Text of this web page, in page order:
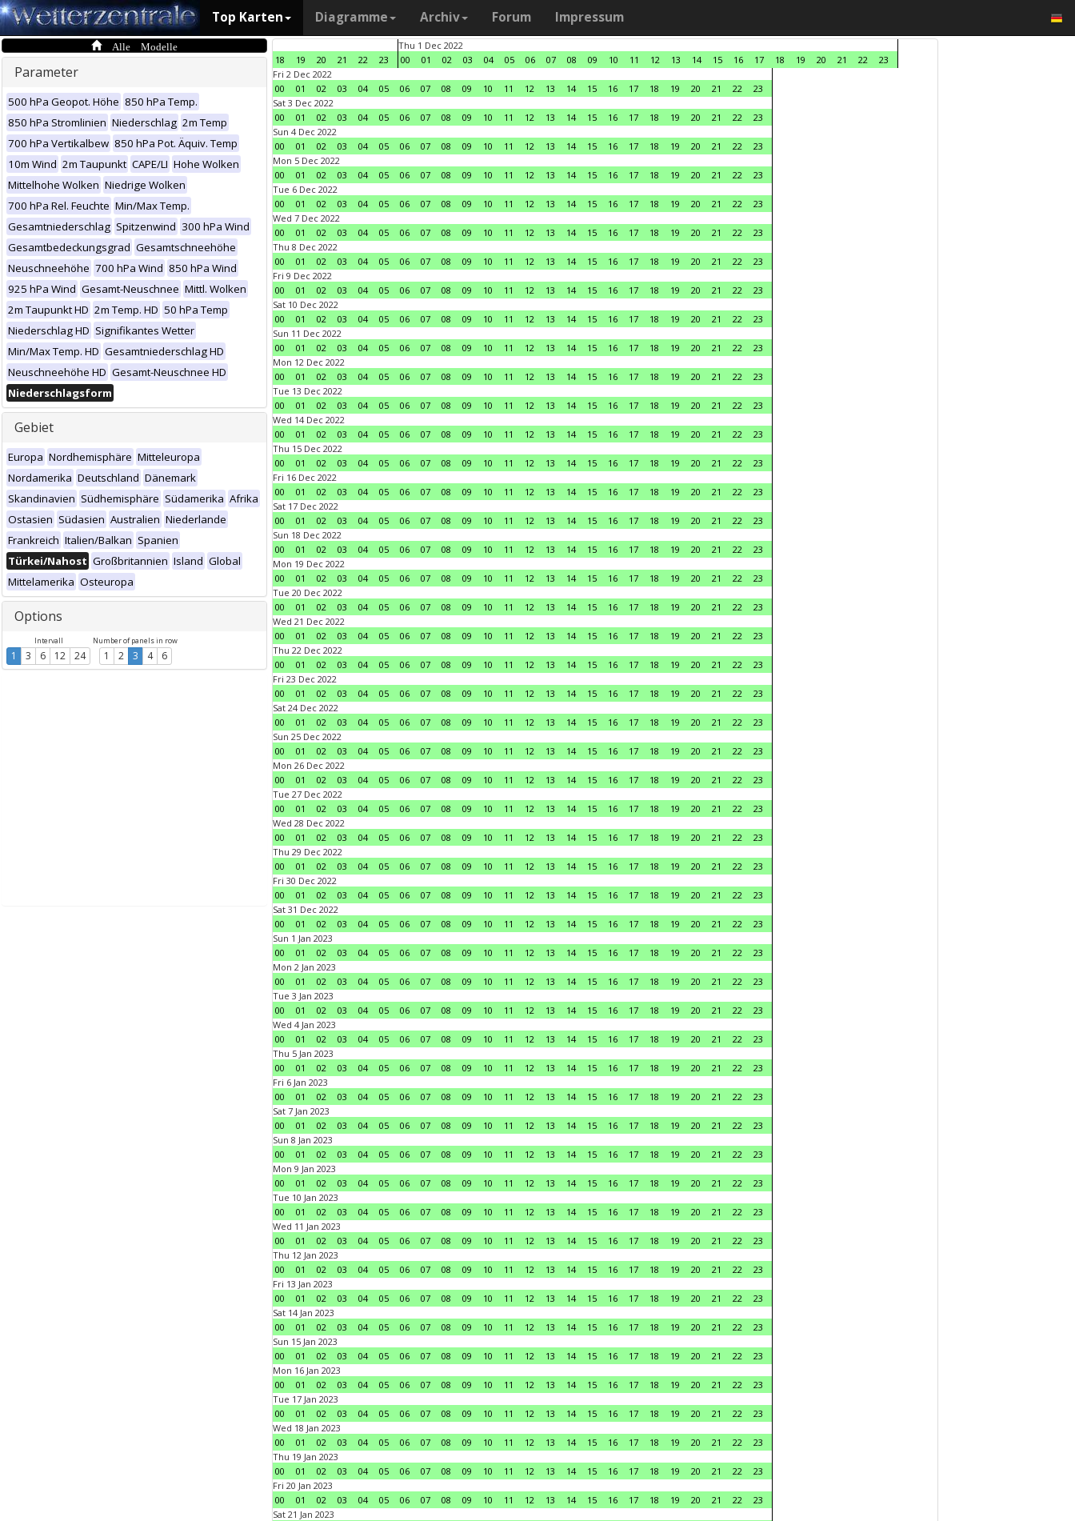
Top Karten Diagramme Archiv Forum Impressum
Alle Modelle
Parameter
500 hPa Geopot. Höhe 850 hPa Temp.
850 hPa Stromlinien Niederschlag 2m Temp
700 hPa Vertikalbew 850 hPa Pot. Äquiv. Temp
10m Wind 2m Taupunkt CAPE/LI Hohe Wolken
Mittelhohe Wolken Niedrige Wolken
700 hPa Rel. Feuchte Min/Max Temp.
Gesamtniederschlag Spitzenwind 300 hPa Wind
Gesamtbedeckungsgrad Gesamtschneehöhe
Neuschneehöhe 700 hPa Wind 850 hPa Wind
925 hPa Wind Gesamt-Neuschnee Mittl. Wolken
2m Taupunkt HD 2m Temp. HD 50 hPa Temp
Niederschlag HD Signifikantes Wetter
Min/Max Temp. HD Gesamtniederschlag HD
Neuschneehöhe HD Gesamt-Neuschnee HD
Niederschlagsform
Gebiet
Europa Nordhemisphäre Mitteleuropa
Nordamerika Deutschland Dänemark
Skandinavien Südhemisphäre Südamerika Afrika
Ostasien Südasien Australien Niederlande
Frankreich Italien/Balkan Spanien
Türkei/Nahost Großbritannien Island Global
Mittelamerika Osteuropa
Options
Intervall
1 3 6 12 24
Number of panels in row
1 2 3 4 6
18 19 20 21 22 23
Thu 1 Dec 2022
00
01 02 03 04 05 06 07 08 09 10 11 12 13 14 15 16 17 18 19 20 21 22
23
Fri 2 Dec 2022
00
01 02 03 04 05 06 07 08 09 10 11 12 13 14 15 16 17 18 19 20 21 22
23
Sat 3 Dec 2022
00
01 02 03 04 05 06 07 08 09 10 11 12 13 14 15 16 17 18 19 20 21 22
23
Sun 4 Dec 2022
00
01 02 03 04 05 06 07 08 09 10 11 12 13 14 15 16 17 18 19 20 21 22
23
Mon 5 Dec 2022
00
01 02 03 04 05 06 07 08 09 10 11 12 13 14 15 16 17 18 19 20 21 22
23
Tue 6 Dec 2022
00
01 02 03 04 05 06 07 08 09 10 11 12 13 14 15 16 17 18 19 20 21 22
23
Wed 7 Dec 2022
00
01 02 03 04 05 06 07 08 09 10 11 12 13 14 15 16 17 18 19 20 21 22
23
Thu 8 Dec 2022
00
01 02 03 04 05 06 07 08 09 10 11 12 13 14 15 16 17 18 19 20 21 22
23
Fri 9 Dec 2022
00
01 02 03 04 05 06 07 08 09 10 11 12 13 14 15 16 17 18 19 20 21 22
23
Sat 10 Dec 2022
00
01 02 03 04 05 06 07 08 09 10 11 12 13 14 15 16 17 18 19 20 21 22
23
Sun 11 Dec 2022
00
01 02 03 04 05 06 07 08 09 10 11 12 13 14 15 16 17 18 19 20 21 22
23
Mon 12 Dec 2022
00
01 02 03 04 05 06 07 08 09 10 11 12 13 14 15 16 17 18 19 20 21 22
23
Tue 13 Dec 2022
00
01 02 03 04 05 06 07 08 09 10 11 12 13 14 15 16 17 18 19 20 21 22
23
Wed 14 Dec 2022
00
01 02 03 04 05 06 07 08 09 10 11 12 13 14 15 16 17 18 19 20 21 22
23
Thu 15 Dec 2022
00
01 02 03 04 05 06 07 08 09 10 11 12 13 14 15 16 17 18 19 20 21 22
23
Fri 16 Dec 2022
00
01 02 03 04 05 06 07 08 09 10 11 12 13 14 15 16 17 18 19 20 21 22
23
Sat 17 Dec 2022
00
01 02 03 04 05 06 07 08 09 10 11 12 13 14 15 16 17 18 19 20 21 22
23
Sun 18 Dec 2022
00
01 02 03 04 05 06 07 08 09 10 11 12 13 14 15 16 17 18 19 20 21 22
23
Mon 19 Dec 2022
00
01 02 03 04 05 06 07 08 09 10 11 12 13 14 15 16 17 18 19 20 21 22
23
Tue 20 Dec 2022
00
01 02 03 04 05 06 07 08 09 10 11 12 13 14 15 16 17 18 19 20 21 22
23
Wed 21 Dec 2022
00
01 02 03 04 05 06 07 08 09 10 11 12 13 14 15 16 17 18 19 20 21 22
23
Thu 22 Dec 2022
00
01 02 03 04 05 06 07 08 09 10 11 12 13 14 15 16 17 18 19 20 21 22
23
Fri 23 Dec 2022
00
01 02 03 04 05 06 07 08 09 10 11 12 13 14 15 16 17 18 19 20 21 22
23
Sat 24 Dec 2022
00
01 02 03 04 05 06 07 08 09 10 11 12 13 14 15 16 17 18 19 20 21 22
23
Sun 25 Dec 2022
00
01 02 03 04 05 06 07 08 09 10 11 12 13 14 15 16 17 18 19 20 21 22
23
Mon 26 Dec 2022
00
01 02 03 04 05 06 07 08 09 10 11 12 13 14 15 16 17 18 19 20 21 22
23
Tue 27 Dec 2022
00
01 02 03 04 05 06 07 08 09 10 11 12 13 14 15 16 17 18 19 20 21 22
23
Wed 28 Dec 2022
00
01 02 03 04 05 06 07 08 09 10 11 12 13 14 15 16 17 18 19 20 21 22
23
Thu 29 Dec 2022
00
01 02 03 04 05 06 07 08 09 10 11 12 13 14 15 16 17 18 19 20 21 22
23
Fri 30 Dec 2022
00
01 02 03 04 05 06 07 08 09 10 11 12 13 14 15 16 17 18 19 20 21 22
23
Sat 31 Dec 2022
00
01 02 03 04 05 06 07 08 09 10 11 12 13 14 15 16 17 18 19 20 21 22
23
Sun 1 Jan 2023
00
01 02 03 04 05 06 07 08 09 10 11 12 13 14 15 16 17 18 19 20 21 22
23
Mon 2 Jan 2023
00
01 02 03 04 05 06 07 08 09 10 11 12 13 14 15 16 17 18 19 20 21 22
23
Tue 3 Jan 2023
00
01 02 03 04 05 06 07 08 09 10 11 12 13 14 15 16 17 18 19 20 21 22
23
Wed 4 Jan 2023
00
01 02 03 04 05 06 07 08 09 10 11 12 13 14 15 16 17 18 19 20 21 22
23
Thu 5 Jan 2023
00
01 02 03 04 05 06 07 08 09 10 11 12 13 14 15 16 17 18 19 20 21 22
23
Fri 6 Jan 2023
00
01 02 03 04 05 06 07 08 09 10 11 12 13 14 15 16 17 18 19 20 21 22
23
Sat 7 Jan 2023
00
01 02 03 04 05 06 07 08 09 10 11 12 13 14 15 16 17 18 19 20 21 22
23
Sun 8 Jan 2023
00
01 02 03 04 05 06 07 08 09 10 11 12 13 14 15 16 17 18 19 20 21 22
23
Mon 9 Jan 2023
00
01 02 03 04 05 06 07 08 09 10 11 12 13 14 15 16 17 18 19 20 21 22
23
Tue 10 Jan 2023
00
01 02 03 04 05 06 07 08 09 10 11 12 13 14 15 16 17 18 19 20 21 22
23
Wed 11 Jan 2023
00
01 02 03 04 05 06 07 08 09 10 11 12 13 14 15 16 17 18 19 20 21 22
23
Thu 12 Jan 2023
00
01 02 03 04 05 06 07 08 09 10 11 12 13 14 15 16 17 18 19 20 21 22
23
Fri 13 Jan 2023
00
01 02 03 04 05 06 07 08 09 10 11 12 13 14 15 16 17 18 19 20 21 22
23
Sat 14 Jan 2023
00
01 02 03 04 05 06 07 08 09 10 11 12 13 14 15 16 17 18 19 20 21 22
23
Sun 15 Jan 2023
00
01 02 03 04 05 06 07 08 09 10 11 12 13 14 15 16 17 18 19 20 21 22
23
Mon 16 Jan 2023
00
01 02 03 04 05 06 07 08 09 10 11 12 13 14 15 16 17 18 19 20 21 22
23
Tue 17 Jan 2023
00
01 02 03 04 05 06 07 08 09 10 11 12 13 14 15 16 17 18 19 20 21 22
23
Wed 18 Jan 2023
00
01 02 03 04 05 06 07 08 09 10 11 12 13 14 15 16 17 18 19 20 21 22
23
Thu 19 Jan 2023
00
01 02 03 04 05 06 07 08 09 10 11 12 13 14 15 16 17 18 19 20 21 22
23
Fri 20 Jan 2023
00
01 02 03 04 05 06 07 08 09 10 11 12 13 14 15 16 17 18 19 20 21 22
23
Sat 21 Jan 2023